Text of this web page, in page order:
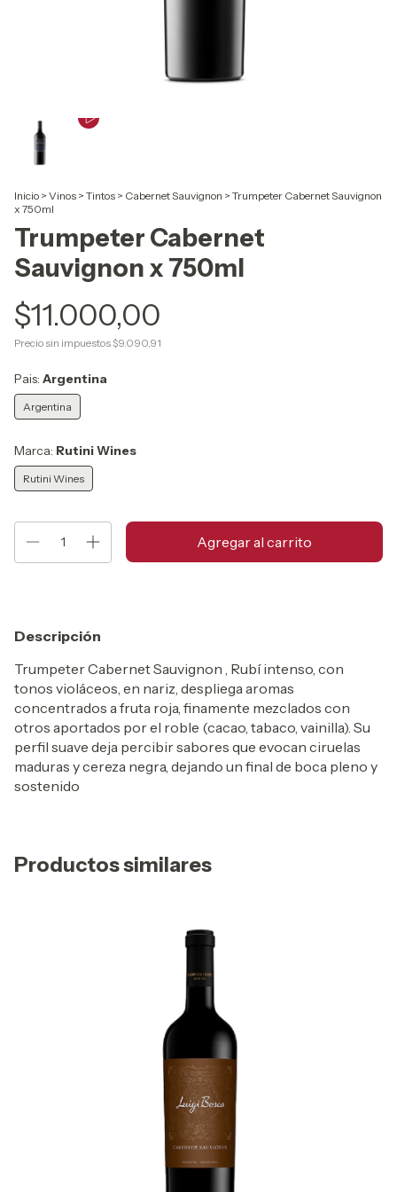
Inicio > Vinos > Tintos > Cabernet Sauvignon > Trumpeter Cabernet Sauvignon
x 750ml
Trumpeter Cabernet
Sauvignon x 750ml
$11.000,00
Precio sin impuestos $9.090,91
Pais: Argentina
Argentina
Marca: Rutini Wines
Rutini Wines
Descripción
Trumpeter Cabernet Sauvignon , Rubí intenso, con
tonos violáceos, en nariz, despliega aromas
concentrados a fruta roja, finamente mezclados con
otros aportados por el roble (cacao, tabaco, vainilla). Su
perfil suave deja percibir sabores que evocan ciruelas
maduras y cereza negra, dejando un final de boca pleno y
sostenido
Productos similares